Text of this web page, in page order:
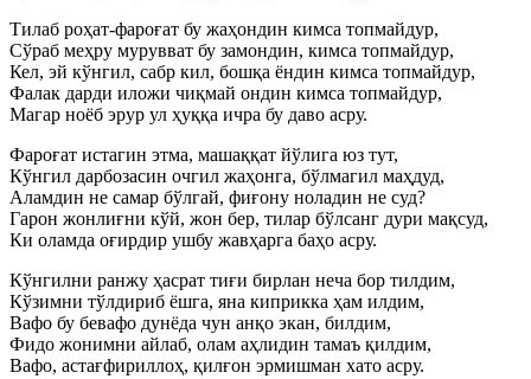
Тилаб роҳат-фароғат бу жаҳондин кимса топмайдур,
Сўраб меҳру мурувват бу замондин, кимса топмайдур,
Кел, эй кўнгил, сабр кил, бошқа ёндин кимса топмайдур,
Фалак дарди иложи чиқмай ондин кимса топмайдур,
Магар ноёб эрур ул ҳуққа ичра бу даво асру.
Фароғат истагин этма, машаққат йўлига юз тут,
Кўнгил дарбозасин очгил жаҳонга, бўлмагил маҳдуд,
Аламдин не самар бўлгай, фиғону ноладин не суд?
Гарон жонлиғни кўй, жон бер, тилар бўлсанг дури мақсуд,
Ки оламда оғирдир ушбу жавҳарга баҳо асру.
Кўнгилни ранжу ҳасрат тиғи бирлан неча бор тилдим,
Кўзимни тўлдириб ёшга, яна киприкка ҳам илдим,
Вафо бу бевафо дунёда чун анқо экан, билдим,
Фидо жонимни айлаб, олам аҳлидин тамаъ қилдим,
Вафо, астағфириллоҳ, қилғон эрмишман хато асру.